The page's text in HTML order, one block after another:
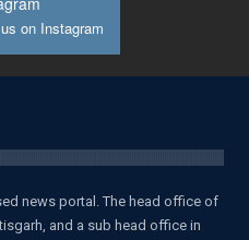
on Instagram
news portal. The head office of
and a sub head office in